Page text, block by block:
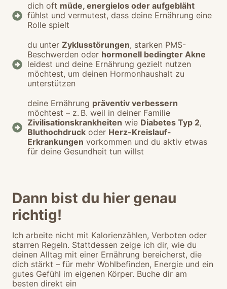
dich oft müde, energielos oder aufgebläht
fühlst und vermutest, dass deine Ernährung eine
Rolle spielt
du unter Zyklusstörungen, starken PMS-
Beschwerden oder hormonell bedingter Akne
leidest und deine Ernährung gezielt nutzen
möchtest, um deinen Hormonhaushalt zu
unterstützen
deine Ernährung präventiv verbessern
möchtest – z. B. weil in deiner Familie
Zivilisationskrankheiten wie Diabetes Typ 2,
Bluthochdruck oder Herz-Kreislauf-
Erkrankungen vorkommen und du aktiv etwas
für deine Gesundheit tun willst
Dann bist du hier genau
richtig!
Ich arbeite nicht mit Kalorienzählen, Verboten oder
starren Regeln. Stattdessen zeige ich dir, wie du
deinen Alltag mit einer Ernährung bereicherst, die
dich stärkt – für mehr Wohlbefinden, Energie und ein
gutes Gefühl im eigenen Körper. Buche dir am
besten direkt ein